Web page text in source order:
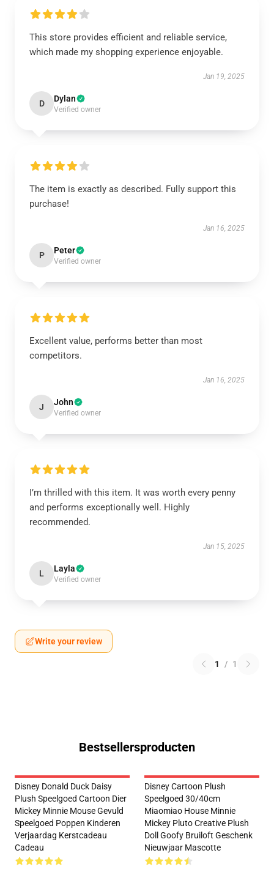
This store provides efficient and reliable service,
which made my shopping experience enjoyable.
Jan 19, 2025
D Dylan
Verified owner
The item is exactly as described. Fully support this
purchase!
Jan 16, 2025
P Peter
Verified owner
Excellent value, performs better than most
competitors.
Jan 16, 2025
J John
Verified owner
I’m thrilled with this item. It was worth every penny
and performs exceptionally well. Highly
recommended.
Jan 15, 2025
L Layla
Verified owner
Write your review
1 / 1
Bestsellersproducten
Disney Donald Duck Daisy
Plush Speelgoed Cartoon Dier
Mickey Minnie Mouse Gevuld
Speelgoed Poppen Kinderen
Verjaardag Kerstcadeau
Cadeau
Disney Cartoon Plush
Speelgoed 30/40cm
Miaomiao House Minnie
Mickey Pluto Creative Plush
Doll Goofy Bruiloft Geschenk
Nieuwjaar Mascotte